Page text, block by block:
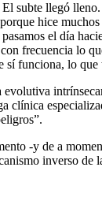
subte llegó
hice
el día
frecuencia lo
funciona, lo que
-y de a
inverso